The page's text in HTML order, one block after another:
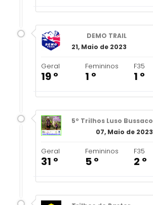
DEMO TRAIL
21, Maio de 2023
Geral
19 º
Femininos
1 º
F35
1 º
5º Trilhos Luso Bussaco
07, Maio de 2023
Geral
31 º
Femininos
5 º
F35
2 º